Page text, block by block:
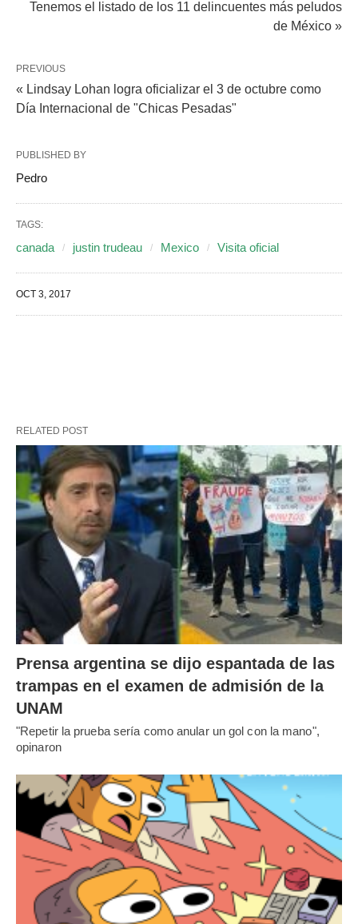
Tenemos el listado de los 11 delincuentes más peludos
de México »
PREVIOUS
« Lindsay Lohan logra oficializar el 3 de octubre como
Día Internacional de "Chicas Pesadas"
PUBLISHED BY
Pedro
TAGS:
canada justin trudeau Mexico Visita oficial
OCT 3, 2017
RELATED POST
Prensa argentina se dijo espantada de las
trampas en el examen de admisión de la
UNAM
"Repetir la prueba sería como anular un gol con la mano",
opinaron